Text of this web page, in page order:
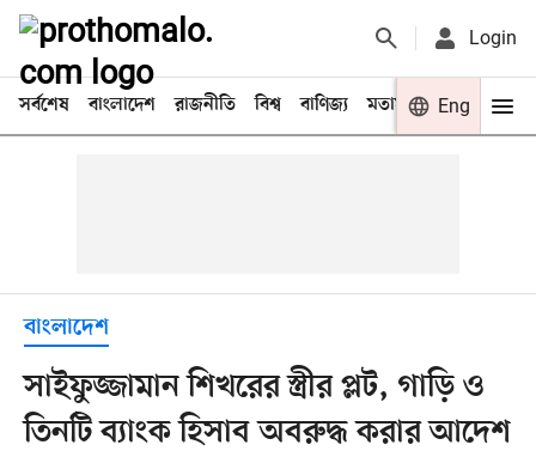
Login
সর্বশেষ বাংলাদেশ রাজনীতি বিশ্ব বাণিজ্য মতামত খেলা
Eng
বাংলাদেশ
সাইফুজ্জামান শিখরের স্ত্রীর প্লট, গাড়ি ও
তিনটি ব্যাংক হিসাব অবরুদ্ধ করার আদেশ